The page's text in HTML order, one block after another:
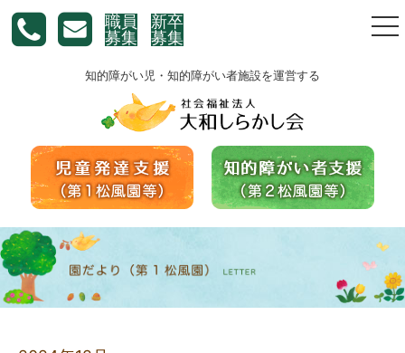
職員
募集
新卒
募集
知的障がい児・知的障がい者施設を運営する